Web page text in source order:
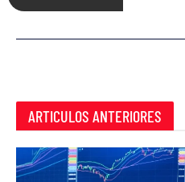
ARTICULOS ANTERIORES